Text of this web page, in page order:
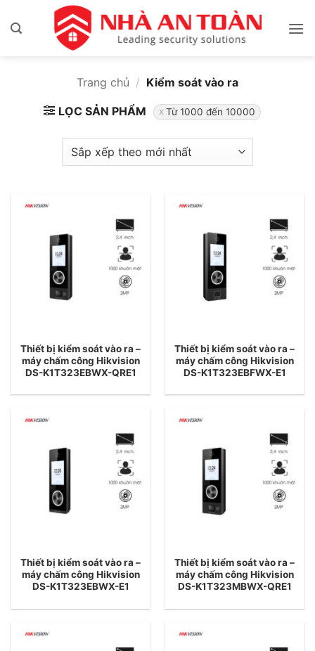
qua
Trang chủ / Kiểm soát vào ra
LỌC SẢN PHẨM Từ 1000 đến 10000
Thiết bị kiểm soát vào ra –
máy chấm công Hikvision
DS-K1T323EBWX-QRE1
Thiết bị kiểm soát vào ra –
máy chấm công Hikvision
DS-K1T323EBFWX-E1
Thiết bị kiểm soát vào ra –
máy chấm công Hikvision
DS-K1T323EBWX-E1
Thiết bị kiểm soát vào ra –
máy chấm công Hikvision
DS-K1T323MBWX-QRE1